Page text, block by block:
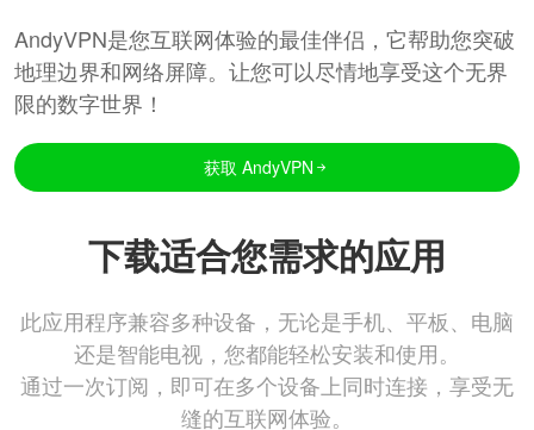
AndyVPN是您互联网体验的最佳伴侣，它帮助您突破
地理边界和网络屏障。让您可以尽情地享受这个无界
限的数字世界！
获取 AndyVPN
下载适合您需求的应用
此应用程序兼容多种设备，无论是手机、平板、电脑
还是智能电视，您都能轻松安装和使用。
通过一次订阅，即可在多个设备上同时连接，享受无
缝的互联网体验。